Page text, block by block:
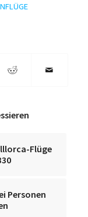
Flüge
Personen